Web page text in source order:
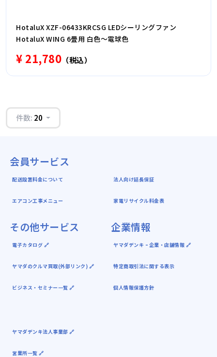
HotaluX XZF-06433KRCSG LEDシーリングファン
HotaluX WING 6畳用 白色〜電球色
¥ 21,780 （税込）
件数: 20
会員サービス
配送設置料金について
エアコン工事メニュー
法人向け延長保証
家電リサイクル料金表
その他サービス
電子カタログ 🔗
ヤマダのクルマ買取(外部リンク) 🔗
ビジネス・セミナー一覧 🔗
企業情報
ヤマダデンキ ｰ 企業・店舗情報 🔗
特定商取引法に関する表示
個人情報保護方針
ヤマダデンキ法人事業部 🔗
営業所一覧 🔗